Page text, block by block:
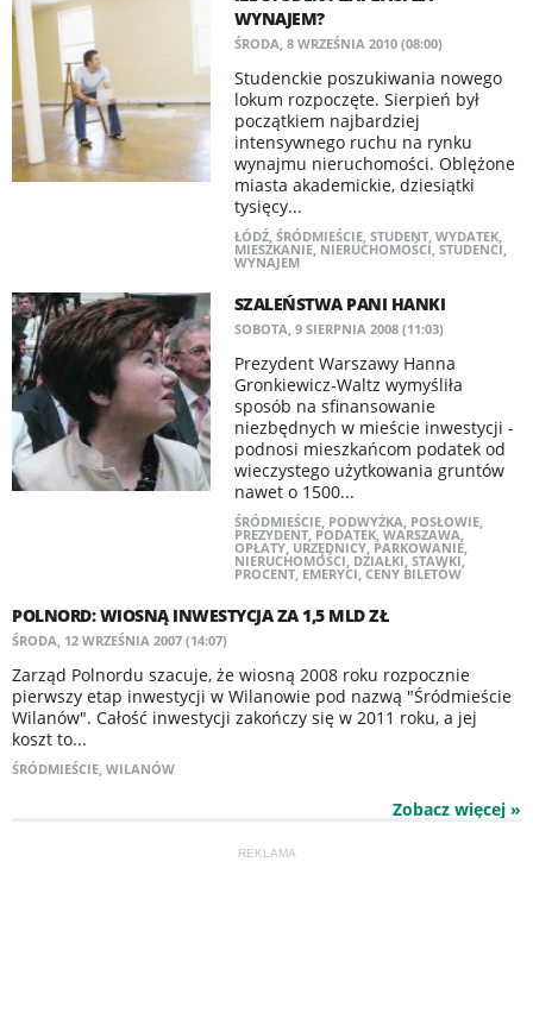
WYNAJEM?
ŚRODA, 8 WRZEŚNIA 2010 (08:00)
Studenckie poszukiwania nowego
lokum rozpoczęte. Sierpień był
początkiem najbardziej
intensywnego ruchu na rynku
wynajmu nieruchomości. Oblężone
miasta akademickie, dziesiątki
tysięcy...
ŁÓDŹ, ŚRÓDMIEŚCIE, STUDENT, WYDATEK,
MIESZKANIE, NIERUCHOMOŚCI, STUDENCI,
WYNAJEM
SZALEŃSTWA PANI HANKI
SOBOTA, 9 SIERPNIA 2008 (11:03)
Prezydent Warszawy Hanna
Gronkiewicz-Waltz wymyśliła
sposób na sfinansowanie
niezbędnych w mieście inwestycji -
podnosi mieszkańcom podatek od
wieczystego użytkowania gruntów
nawet o 1500...
ŚRÓDMIEŚCIE, PODWYŻKA, POSŁOWIE,
PREZYDENT, PODATEK, WARSZAWA,
OPŁATY, URZĘDNICY, PARKOWANIE,
NIERUCHOMOŚCI, DZIAŁKI, STAWKI,
PROCENT, EMERYCI, CENY BILETÓW
POLNORD: WIOSNĄ INWESTYCJA ZA 1,5 MLD ZŁ
ŚRODA, 12 WRZEŚNIA 2007 (14:07)
Zarząd Polnordu szacuje, że wiosną 2008 roku rozpocznie
pierwszy etap inwestycji w Wilanowie pod nazwą "Śródmieście
Wilanów". Całość inwestycji zakończy się w 2011 roku, a jej
koszt to...
ŚRÓDMIEŚCIE, WILANÓW
Zobacz więcej »
REKLAMA